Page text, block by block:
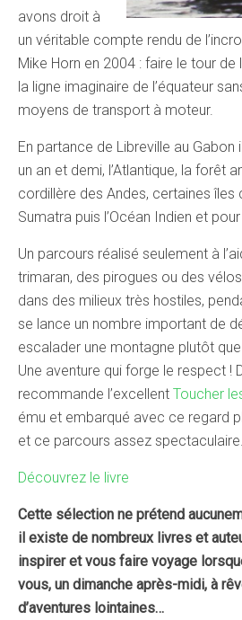
avons droit à
un véritable compte rendu de
Mike Horn en 2004 : faire le tour
la ligne imaginaire de l’équateur
moyens de transport à moteur.
En partance de Libreville au Gabon
un an et demi, l’Atlantique, la forêt
cordillère des Andes, certaines
Sumatra puis l’Océan Indien et pour
Un parcours réalisé seulement à
trimaran, des pirogues ou des
dans des milieux très hostiles,
se lance un nombre important de
escalader une montagne plutôt
Une aventure qui forge le respect !
recommande l’excellent Toucher
ému et embarqué avec ce regard
et ce parcours assez spectaculaire.
Découvrez le livre
Cette sélection ne prétend
il existe de nombreux livres et
inspirer et vous faire voyage
vous, un dimanche après-midi, à
d’aventures lointaines…